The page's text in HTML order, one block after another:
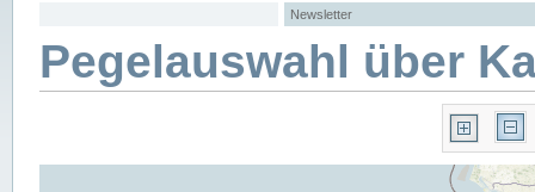
Newsletter
Pegelauswahl über